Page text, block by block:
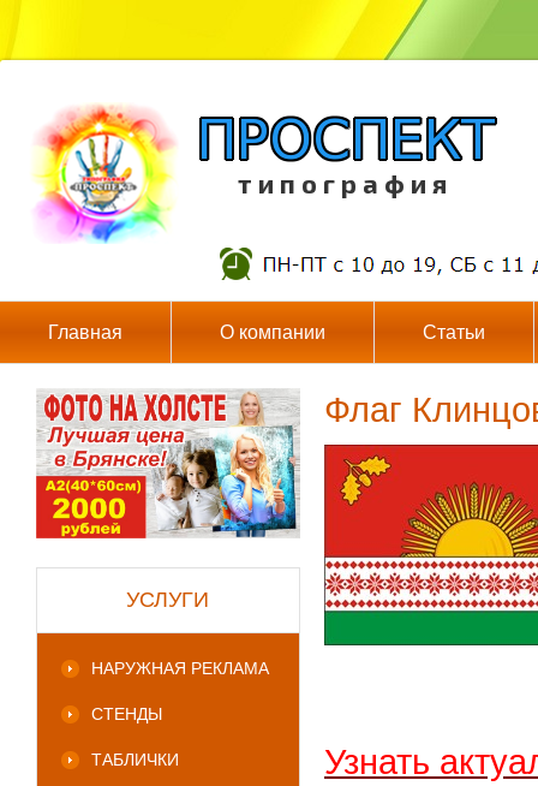
т и п о г р а ф и я
Главная О компании Статьи
УСЛУГИ
НАРУЖНАЯ РЕКЛАМА
СТЕНДЫ
ТАБЛИЧКИ
Флаг
Узнать